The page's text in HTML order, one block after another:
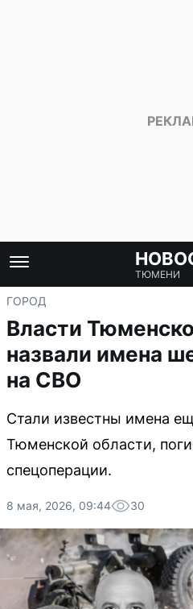
ТЮМЕНИ
ГОРОД
Власти
назвали имена
на СВО
Стали известны имена
Тюменской области,
спецоперации.
8 мая, 2026, 09:44 30